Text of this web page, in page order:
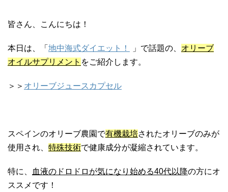
皆さん、こんにちは！
本日は、「 地中海式ダイエット！ 」で話題の、 オリーブ
オイルサプリメント をご紹介します。
＞＞ オリーブジュースカプセル
スペインのオリーブ農園で有機栽培されたオリーブのみが
使用され、 特殊技術で健康成分が凝縮されています。
特に、 血液のドロドロが気になり始める40代以降の方にオ
ススメです！